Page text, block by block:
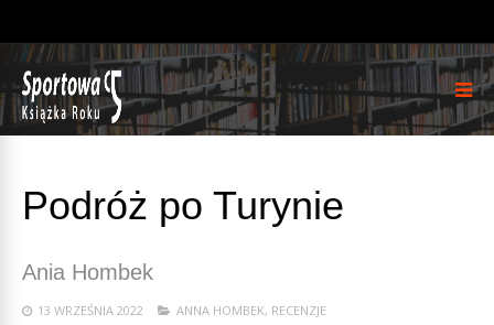
Podróż po Turynie
Ania Hombek
13 WRZEŚNIA 2022 ANNA HOMBEK, RECENZJE